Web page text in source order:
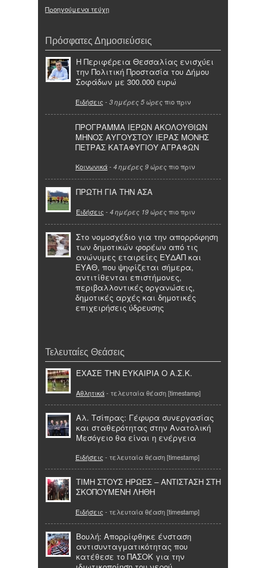
Προηγούμενα τεύχη
Πρόσφατες Δημοσιεύσεις
Η Περιφέρεια Θεσσαλίας ενισχύει
την Πολιτική Προστασία του Δήμου
Σοφάδων με 300.000 ευρώ
Ειδήσεις - 3 ημέρες 5 ώρες πιο πριν
ΠΡΟΓΡΑΜΜΑ ΙΕΡΩΝ ΑΚΟΛΟΥΘΙΩΝ
ΜΗΝΟΣ ΑΥΓΟΥΣΤΟΥ ΙΕΡΑΣ ΜΟΝΗΣ
ΠΕΤΡΑΣ ΚΑΤΑΦΥΓΙΟΥ ΑΓΡΑΦΩΝ
Κοινωνικά- 4 ημέρες 9 ώρες πιο πριν
ΠΡΩΤΗ ΓΙΑ ΤΗΝ ΑΣΑ
Ειδήσεις - 4 ημέρες 19 ώρες πιο πριν
Στο νομοσχέδιο για την απορρόφηση
των δημοτικών φορέων από τις
ανώνυμες εταιρείες ΕΥΔΑΠ και
ΕΥΑΘ, που ψηφίζεται σήμερα,
αντιτίθενται επιστήμονες,
περιβαλλοντικές οργανώσεις,
δημοτικές αρχές και δημοτικές
επιχειρήσεις ύδρευσης
Τελευταίες Θεάσεις
ΈΧΑΣΕ ΤΗΝ ΕΥΚΑΙΡΙΑ Ο Α.Σ.Κ.
Αθλητικά- τελευταία θέαση [timestamp]
Αλ. Τσίπρας: Γέφυρα συνεργασίας
και σταθερότητας στην Ανατολική
Μεσόγειο θα είναι η ενέργεια
Ειδήσεις - τελευταία θέαση [timestamp]
ΤΙΜΗ ΣΤΟΥΣ ΗΡΩΕΣ – ΑΝΤΙΣΤΑΣΗ ΣΤΗ
ΣΚΟΠΟΥΜΕΝΗ ΛΗΘΗ
Ειδήσεις - τελευταία θέαση [timestamp]
Βουλή: Απορρίφθηκε ένσταση
αντισυνταγματικότητας που
κατέθεσε το ΠΑΣΟΚ για την